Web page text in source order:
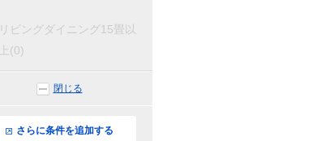
リビングダイニング15畳以
上(0)
閉じる
さらに条件を追加する